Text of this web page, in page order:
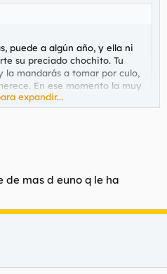
puede a algún año, y ella ni
su preciado chochito. Tu
la mandarás a tomar por culo,
En ese momento la muy
tu mejor amigo (y no lo
y te van a reventar
follar seguro q te amarga la
expandir...
de mas d euno q le ha